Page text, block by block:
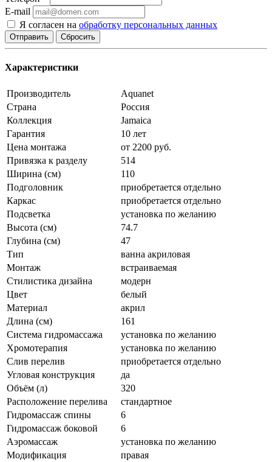
E-mail
Я согласен на обработку персональных данных
Сбросить
Характеристики
Производитель
Aquanet
Страна
Россия
Коллекция
Jamaica
Гарантия
10 лет
Цена монтажа
от 2200 руб.
Привязка к разделу
514
Ширина (см)
110
Подголовник
приобретается отдельно
Каркас
приобретается отдельно
Подсветка
установка по желанию
Высота (см)
74.7
Глубина (см)
47
Тип
ванна акриловая
Монтаж
встраиваемая
Стилистика дизайна
модерн
Цвет
белый
Материал
акрил
Длина (см)
161
Система гидромассажа
установка по желанию
Хромотерапия
установка по желанию
Слив перелив
приобретается отдельно
Угловая конструкция
да
Объём (л)
320
Расположение перелива
стандартное
Гидромассаж спины
6
Гидромассаж боковой
6
Аэромассаж
установка по желанию
Модификация
правая